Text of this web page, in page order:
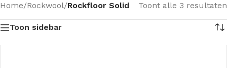
Home/Rockwool/Rockfloor Solid Toont alle 3 resultaten
Toon sidebar